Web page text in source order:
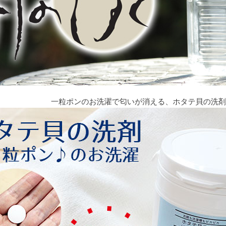
一粒ポンのお洗濯で匂いが消える、ホタテ貝の洗剤